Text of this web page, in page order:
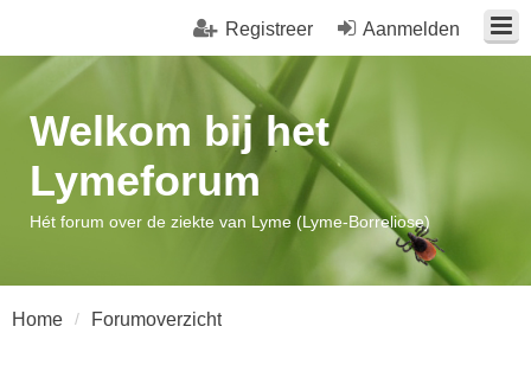
Aanmelden
Registreer
Welkom bij het
Lymeforum
Hét forum over de ziekte van Lyme (Lyme-Borreliose)
Home Forumoverzicht